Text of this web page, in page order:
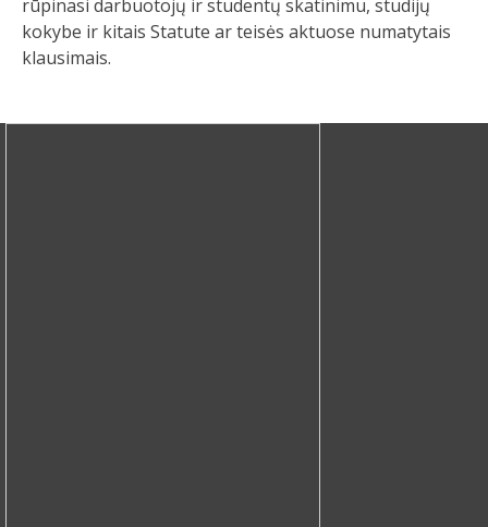
rūpinasi darbuotojų ir studentų skatinimu, studijų
kokybe ir kitais Statute ar teisės aktuose numatytais
klausimais.